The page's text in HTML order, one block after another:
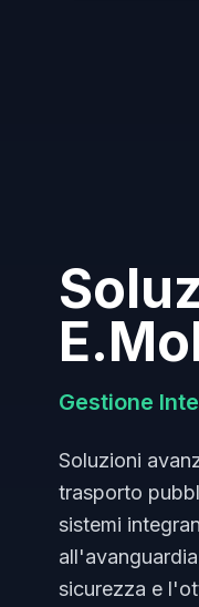
Gestione
Soluzioni
trasporto
sistemi
sicurezza e